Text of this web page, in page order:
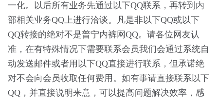
一化。以后所有业务先通过以下QQ联系，再转到内
部相关业务QQ上进行洽谈。凡是非以下QQ或以下
QQ转接的绝对不是普宁内裤网QQ。请各位网友认
准，在有特殊情况下需要联系会员我们会通过系统自
动发送邮件或者用以下QQ直接进行联系，但承诺绝
对不会向会员收取任何费用。如有事请直接联系以下
QQ，并直接说明来意，可以提高问题解决效率，感